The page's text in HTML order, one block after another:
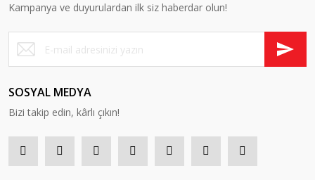
Kampanya ve duyurulardan ilk siz haberdar olun!
SOSYAL MEDYA
Bizi takip edin, kârlı çıkın!